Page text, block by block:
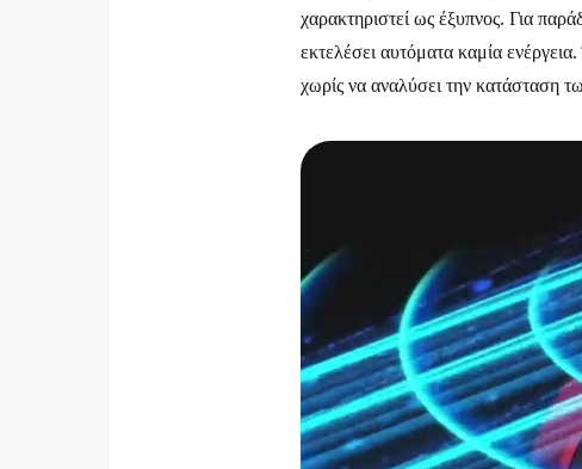
χαρακτηριστεί ως έξυπνος. Για
εκτελέσει αυτόματα καμία
χωρίς να αναλύσει την κατάσταση